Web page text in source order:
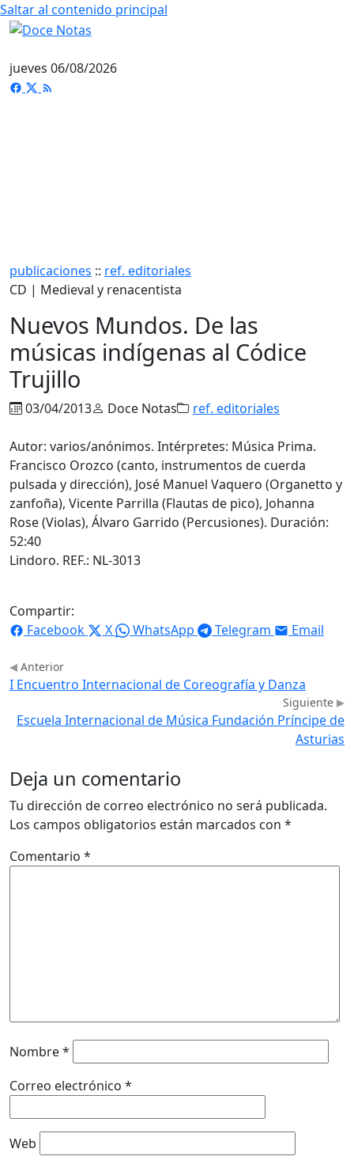
Saltar al contenido principal
jueves 06/08/2026
publicaciones :: ref. editoriales
CD | Medieval y renacentista
Nuevos Mundos. De las
músicas indígenas al Códice
Trujillo
03/04/2013 Doce Notas ref. editoriales
Autor: varios/anónimos. Intérpretes: Música Prima.
Francisco Orozco (canto, instrumentos de cuerda
pulsada y dirección), José Manuel Vaquero (Organetto y
zanfoña), Vicente Parrilla (Flautas de pico), Johanna
Rose (Violas), Álvaro Garrido (Percusiones). Duración:
52:40
Lindoro. REF.: NL-3013
Compartir:
Facebook
X WhatsApp Telegram Email
Anterior
I Encuentro Internacional de Coreografía y Danza
Siguiente
Escuela Internacional de Música Fundación Príncipe de
Asturias
Deja un comentario
Tu dirección de correo electrónico no será publicada.
Los campos obligatorios están marcados con *
Comentario *
Nombre*
Correo electrónico *
Web